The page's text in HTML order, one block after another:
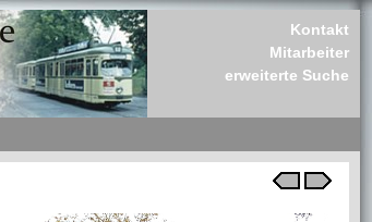
Kontakt
Mitarbeiter
erweiterte Suche